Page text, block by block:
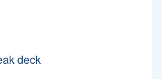
deck